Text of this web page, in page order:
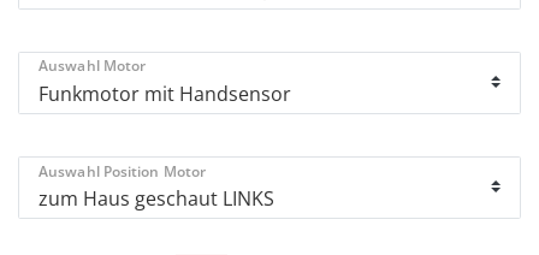
Auswahl Motor
Auswahl Position Motor